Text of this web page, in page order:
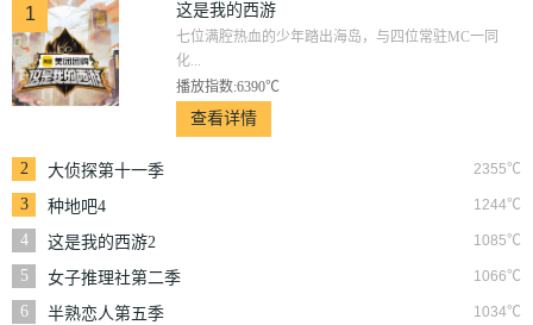
1 这是我的西游
七位满腔热血的少年踏出海岛，与四位常驻MC一同
化...
播放指数:6390℃
查看详情
2 2355℃
大侦探第十一季
3
1244℃
种地吧4
4
1085℃
这是我的西游2
5
1066℃
女子推理社第二季
6
1034℃
半熟恋人第五季